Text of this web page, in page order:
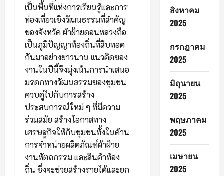
เป็นพื้นที่แห่งการเรียนรู้และการ
ท่องเที่ยวเชิงวัฒนธรรมที่สำคัญ
ของจังหวัด ผ้าฝ้ายดอนหลวงถือ
เป็นภูมิปัญญาท้องถิ่นที่สืบทอด
กันมาอย่างยาวนาน แนวคิดของ
งานในปีนี้จึงมุ่งเน้นการนำเสนอ
มรดกทางวัฒนธรรมของชุมชน
ควบคู่ไปกับการสร้าง
ประสบการณ์ใหม่ ๆ ที่มีความ
ร่วมสมัย สร้างโอกาสทาง
เศรษฐกิจให้กับชุมชนทั้งในด้าน
การจำหน่ายผลิตภัณฑ์ผ้าฝ้าย
งานหัตถกรรม และสินค้าท้อง
ถิ่น ซึ่งจะช่วยสร้างรายได้และยก
สิงหาคม
2025
กรกฎาคม
2025
มิถุนายน
2025
พฤษภาคม
2025
เมษายน
2025